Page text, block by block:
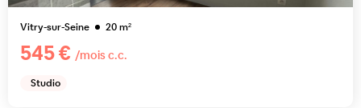
Vitry-sur-Seine 20m²
545 € /mois c.c.
Studio